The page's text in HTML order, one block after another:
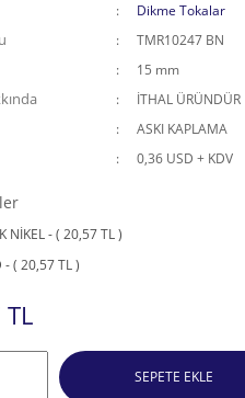
Dikme Tokalar
TMR10247 BN
15 mm
İTHAL ÜRÜNDÜR
ASKI KAPLAMA
0,36 USD + KDV
NİKEL - ( 20,57 TL )
- ( 20,57 TL )
SEPETE EKLE